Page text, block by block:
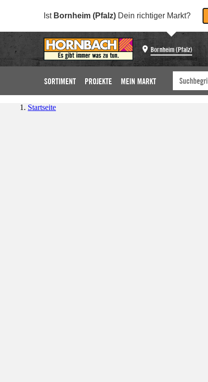
Ist Bornheim (Pfalz) Dein richtiger Markt?
Bornheim (Pfalz)
SORTIMENT PROJEKTE MEIN MARKT
Startseite